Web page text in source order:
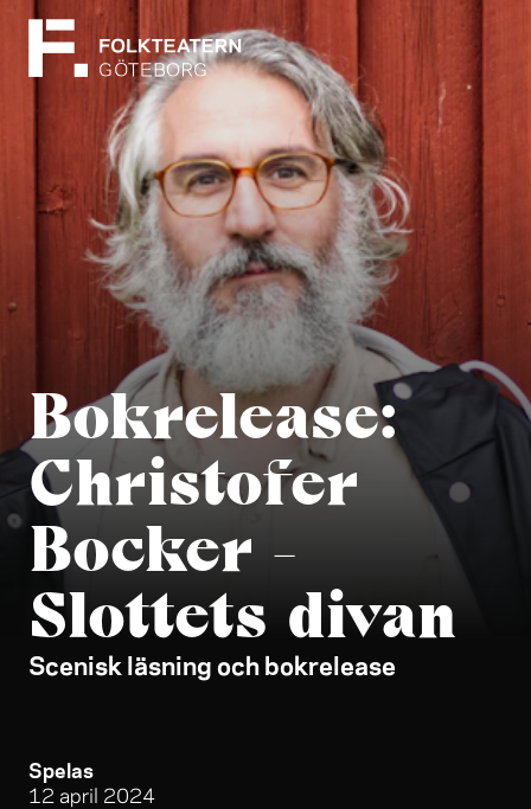
Bokrelease:
Christofer
Bocker -
Slottets divan
Scenisk läsning och bokrelease
Spelas
12 april 2024